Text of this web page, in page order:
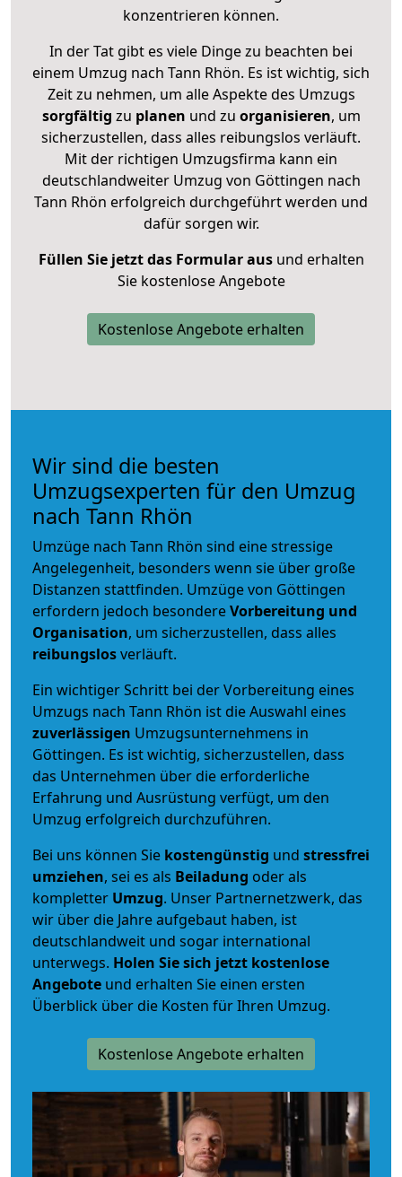
konzentrieren können.
In der Tat gibt es viele Dinge zu beachten bei
einem Umzug nach Tann Rhön. Es ist wichtig, sich
Zeit zu nehmen, um alle Aspekte des Umzugs
sorgfältig zu planen und zu organisieren, um
sicherzustellen, dass alles reibungslos verläuft.
Mit der richtigen Umzugsfirma kann ein
deutschlandweiter Umzug von Göttingen nach
Tann Rhön erfolgreich durchgeführt werden und
dafür sorgen wir.
Füllen Sie jetzt das Formular ausund erhalten
Sie kostenlose Angebote
Kostenlose Angebote erhalten
Wir sind die besten
Umzugsexperten für den Umzug
nach Tann Rhön
Umzüge nach Tann Rhön sind eine stressige
Angelegenheit, besonders wenn sie über große
Distanzen stattfinden. Umzüge von Göttingen
erfordern jedoch besondereVorbereitung und
Organisation, um sicherzustellen, dass alles
reibungslosverläuft.
Ein wichtiger Schritt bei der Vorbereitung eines
Umzugs nach Tann Rhön ist die Auswahl eines
zuverlässigen Umzugsunternehmens in
Göttingen. Es ist wichtig, sicherzustellen, dass
das Unternehmen über die erforderliche
Erfahrung und Ausrüstung verfügt, um den
Umzug erfolgreich durchzuführen.
Bei uns können Sie kostengünstig und stressfrei
umziehen, sei es als Beiladung oder als
kompletter Umzug. Unser Partnernetzwerk, das
wir über die Jahre aufgebaut haben, ist
deutschlandweit und sogar international
unterwegs. Holen Sie sich jetzt kostenlose
Angebote und erhalten Sie einen ersten
Überblick über die Kosten für Ihren Umzug.
Kostenlose Angebote erhalten